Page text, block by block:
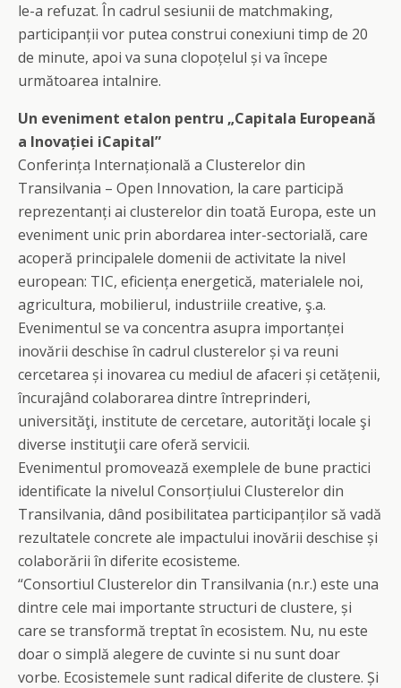
le-a refuzat. În cadrul sesiunii de matchmaking,
participanții vor putea construi conexiuni timp de 20
de minute, apoi va suna clopoțelul și va începe
următoarea intalnire.
Un eveniment etalon pentru „Capitala Europeană
a Inovației iCapital”
Conferința Internațională a Clusterelor din
Transilvania – Open Innovation, la care participă
reprezentanți ai clusterelor din toată Europa, este un
eveniment unic prin abordarea inter-sectorială, care
acoperă principalele domenii de activitate la nivel
european: TIC, eficiența energetică, materialele noi,
agricultura, mobilierul, industriile creative, ş.a.
Evenimentul se va concentra asupra importanței
inovării deschise în cadrul clusterelor și va reuni
cercetarea și inovarea cu mediul de afaceri și cetățenii,
încurajând colaborarea dintre întreprinderi,
universităţi, institute de cercetare, autorităţi locale şi
diverse instituţii care oferă servicii.
Evenimentul promovează exemplele de bune practici
identificate la nivelul Consorțiului Clusterelor din
Transilvania, dând posibilitatea participanților să vadă
rezultatele concrete ale impactului inovării deschise și
colaborării în diferite ecosisteme.
“Consortiul Clusterelor din Transilvania (n.r.) este una
dintre cele mai importante structuri de clustere, și
care se transformă treptat în ecosistem. Nu, nu este
doar o simplă alegere de cuvinte si nu sunt doar
vorbe. Ecosistemele sunt radical diferite de clustere. Și